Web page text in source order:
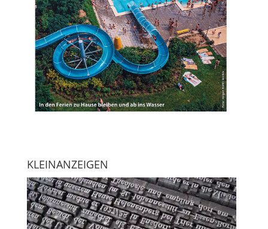
KLEINANZEIGEN